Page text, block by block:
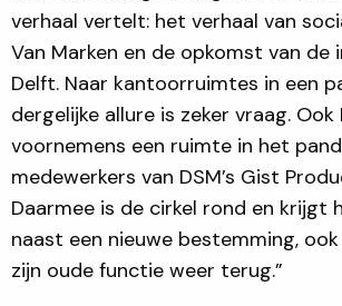
verhaal vertelt: het verhaal van
Van Marken en de opkomst van de
Delft. Naar kantoorruimtes in een
dergelijke allure is zeker vraag. Ook
voornemens een ruimte in het
medewerkers van DSM’s Gist
Daarmee is de cirkel rond en krijgt
naast een nieuwe bestemming,
zijn oude functie weer terug.”